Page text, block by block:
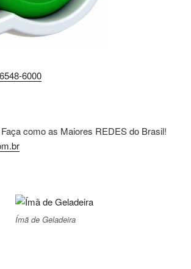
6000
como as Maiores REDES do Brasil!
Ímã de Geladeira